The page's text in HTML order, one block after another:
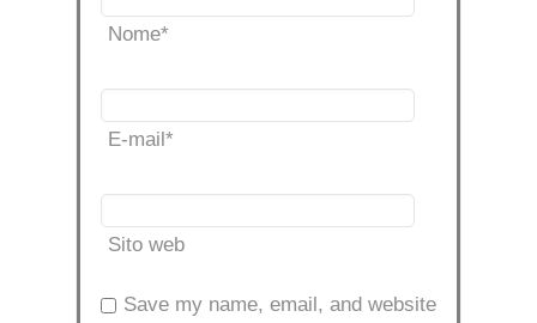
Nome*
E-mail*
Sito web
Save my name, email, and website